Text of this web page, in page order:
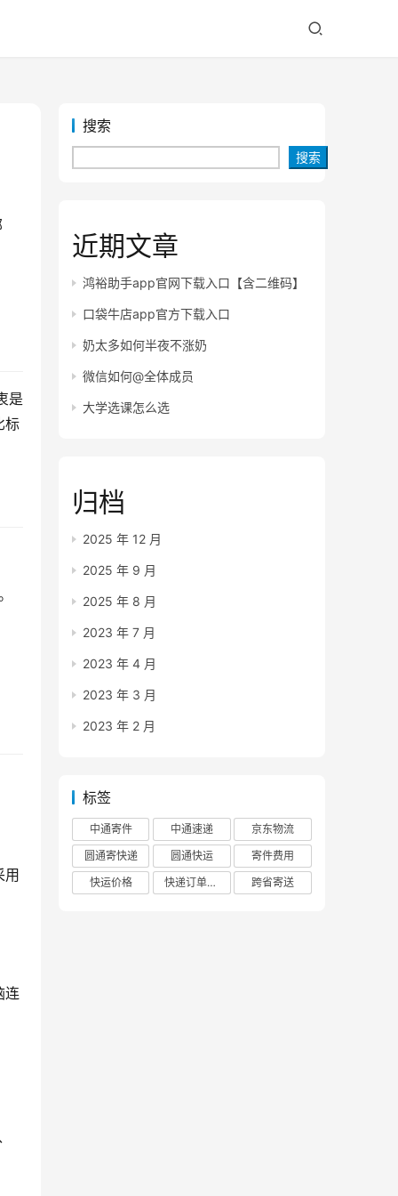
是
标
连
搜索
搜索
近期文章
鸿裕助手app官网下载入口【含二维码】
口袋牛店app官方下载入口
奶太多如何半夜不涨奶
微信如何@全体成员
大学选课怎么选
归档
2025 年 12 月
2025 年 9 月
2025 年 8 月
2023 年 7 月
2023 年 4 月
2023 年 3 月
2023 年 2 月
标签
中通寄件 中通速递
京东物流
圆通寄快递
圆通快运
寄件费用
快运价格
快递订单查询 跨省寄送